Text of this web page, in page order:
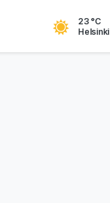
23 °C
Helsinki